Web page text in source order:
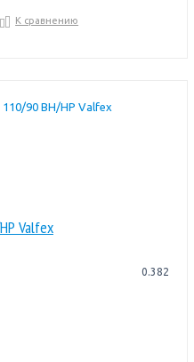
К сравнению
Valfex
0.382